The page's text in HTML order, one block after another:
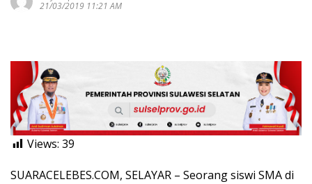
21/03/2019 11:21 AM
Views: 39
SUARACELEBES.COM, SELAYAR – Seorang siswi SMA di